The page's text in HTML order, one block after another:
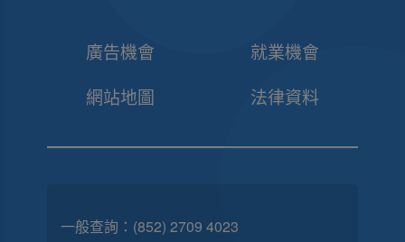
廣告機會
就業機會
網站地圖
法律資料
一般查詢： (852) 2709 4023